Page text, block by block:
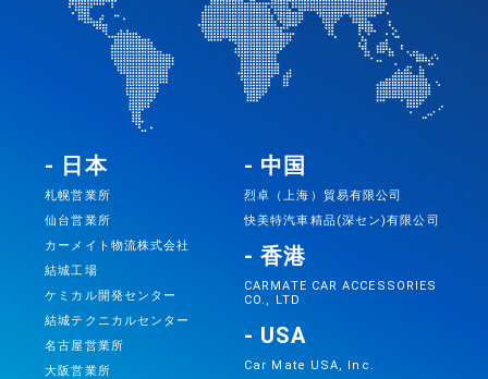
- 日本
札幌営業所
仙台営業所
カーメイト物流株式会社
結城工場
ケミカル開発センター
結城テクニカルセンター
名古屋営業所
大阪営業所
- 中国
烈卓（上海）貿易有限公司
快美特汽車精品(深セン)有限公司
- 香港
CARMATE CAR ACCESSORIES
CO., LTD
- USA
Car Mate USA, Inc.